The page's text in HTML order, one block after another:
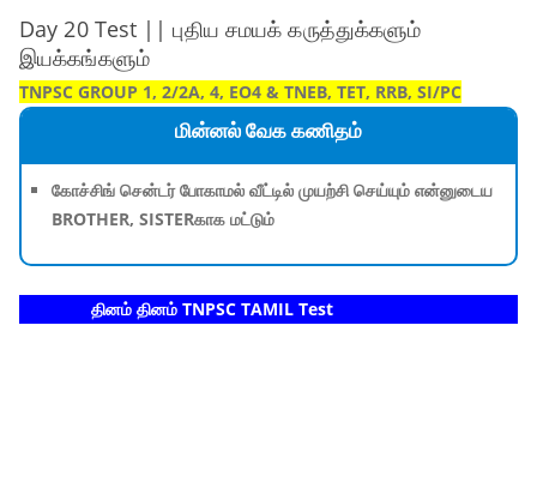
Day 20 Test || புதிய சமயக் கருத்துக்களும்
இயக்கங்களும்
TNPSC GROUP 1, 2/2A, 4, EO4 & TNEB, TET, RRB, SI/PC
மின்னல் வேக கணிதம்
கோச்சிங் சென்டர் போகாமல் வீட்டில் முயற்சி செய்யும் என்னுடைய
BROTHER, SISTERகாக மட்டும்
தினம் தினம் TNPSC TAMIL Test